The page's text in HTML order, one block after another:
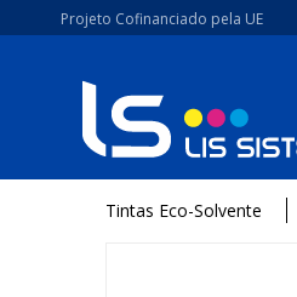
Projeto Cofinanciado pela UE
Tintas Eco-Solvente